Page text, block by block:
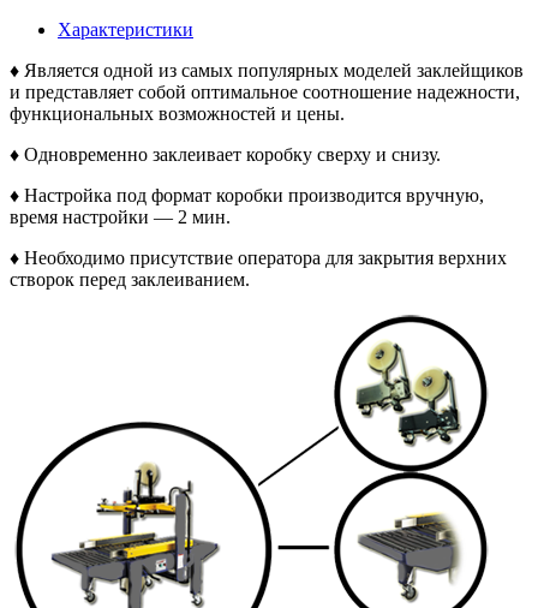
Характеристики
♦ Является одной из самых популярных моделей заклейщиков
и представляет собой оптимальное соотношение надежности,
функциональных возможностей и цены.
♦ Одновременно заклеивает коробку сверху и снизу.
♦ Настройка под формат коробки производится вручную,
время настройки — 2 мин.
♦ Необходимо присутствие оператора для закрытия верхних
створок перед заклеиванием.